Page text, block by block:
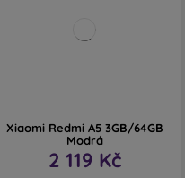
Xiaomi Redmi A5 3GB/64GB
Modrá
2 119 Kč